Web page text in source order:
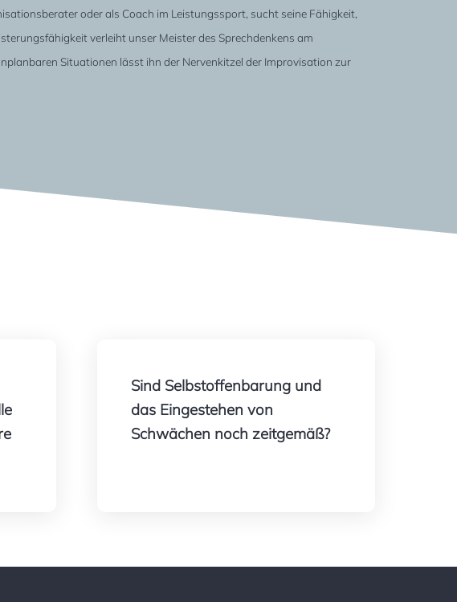
oder als Coach im Leistungssport, sucht seine Fähigkeit,
verleiht unser Meister des Sprechdenkens am
Situationen lässt ihn der Nervenkitzel der Improvisation zur
Sind Selbstoffenbarung und
das Eingestehen von
Schwächen noch zeitgemäß?